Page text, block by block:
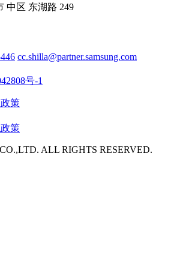
中区 东湖路 249
cc.shilla@partner.samsung.com
号-1
策
策
ALL RIGHTS RESERVED.